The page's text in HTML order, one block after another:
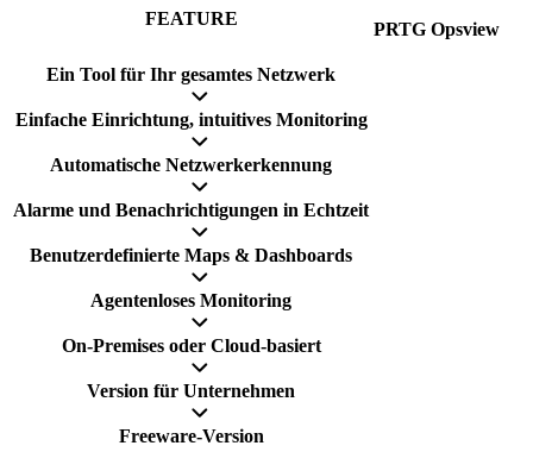
FEATURE
PRTG Opsview
Ein Tool für Ihr gesamtes Netzwerk
Einfache Einrichtung, intuitives Monitoring
Automatische Netzwerkerkennung
Alarme und Benachrichtigungen in Echtzeit
Benutzerdefinierte Maps & Dashboards
Agentenloses Monitoring
On-Premises oder Cloud-basiert
Version für Unternehmen
Freeware-Version